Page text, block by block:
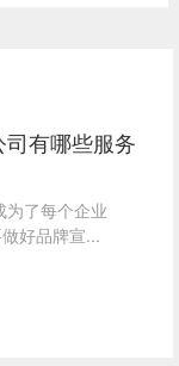
有哪些服务
为了每个企业
好品牌宣...